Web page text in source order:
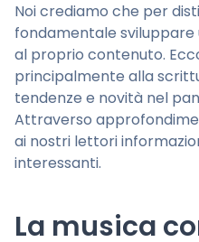
Noi crediamo che per
fondamentale
al proprio contenuto.
principalmente alla
tendenze e novità nel
Attraverso
ai nostri lettori
interessanti.
La musica